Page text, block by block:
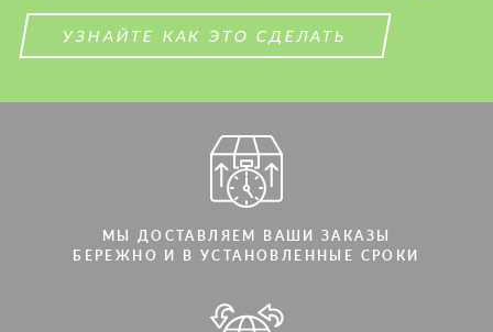
УЗНАЙТЕ КАК ЭТО СДЕЛАТЬ
МЫ ДОСТАВЛЯЕМ ВАШИ ЗАКАЗЫ
БЕРЕЖНО И В УСТАНОВЛЕННЫЕ СРОКИ